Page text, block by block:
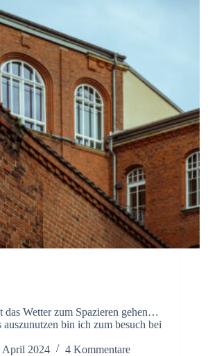
das Wetter zum Spazieren gehen…
auszunutzen bin ich zum besuch bei
April 2024 4 Kommentare